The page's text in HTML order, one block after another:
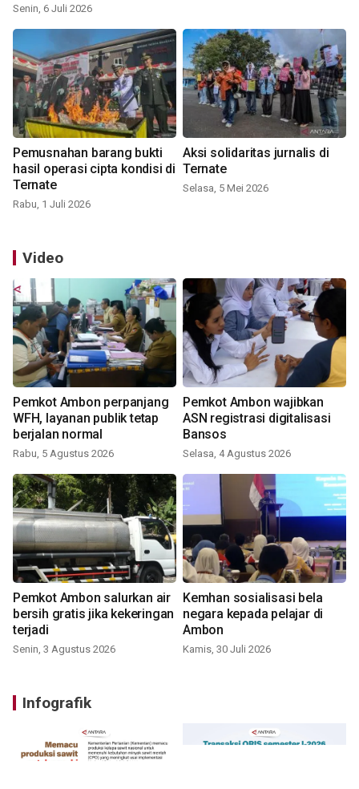
Senin, 6 Juli 2026
Pemusnahan barang bukti
hasil operasi cipta kondisi di
Ternate
Rabu, 1 Juli 2026
Aksi solidaritas jurnalis di
Ternate
Selasa, 5 Mei 2026
Video
Pemkot Ambon perpanjang
WFH, layanan publik tetap
berjalan normal
Rabu, 5 Agustus 2026
Pemkot Ambon wajibkan
ASN registrasi digitalisasi
Bansos
Selasa, 4 Agustus 2026
Pemkot Ambon salurkan air
bersih gratis jika kekeringan
terjadi
Senin, 3 Agustus 2026
Kemhan sosialisasi bela
negara kepada pelajar di
Ambon
Kamis, 30 Juli 2026
Infografik